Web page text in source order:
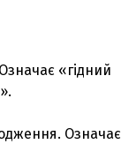
«гідний
Означає